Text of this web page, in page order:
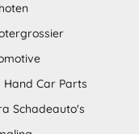
Hand Car Parts
Schadeauto's